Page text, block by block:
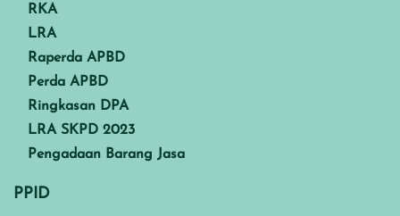
RKA
LRA
Raperda APBD
Perda APBD
Ringkasan DPA
LRA SKPD 2023
Pengadaan Barang Jasa
PPID